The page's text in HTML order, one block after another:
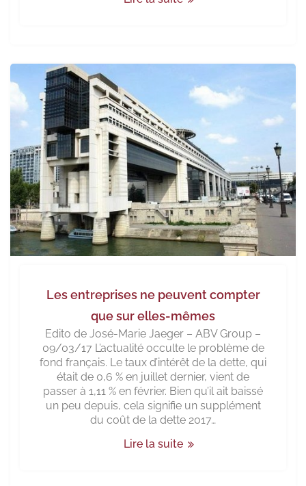
Les entreprises ne peuvent compter
que sur elles-mêmes
Edito de José-Marie Jaeger – ABV Group –
09/03/17 L’actualité occulte le problème de
fond français. Le taux d’intérêt de la dette, qui
était de 0,6 % en juillet dernier, vient de
passer à 1,11 % en février. Bien qu’il ait baissé
un peu depuis, cela signifie un supplément
du coût de la dette 2017…
Lire la suite